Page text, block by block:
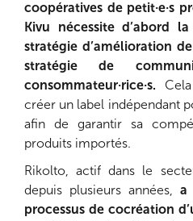
coopératives de petit·e·s
Kivu nécessite d’abord
stratégie d’amélioration
stratégie de
consommateur·rice·s.
créer un label indépendant
afin de garantir sa
produits importés.
Rikolto, actif dans le
depuis plusieurs années,
a
processus de cocréation